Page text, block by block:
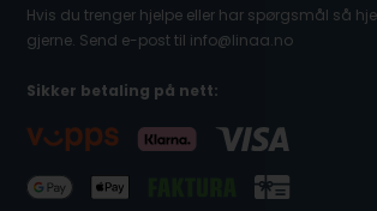
Hvis du trenger hjelpe eller har spørgsmål så
gjerne. Send e-post til info@linaa.no
Sikker betaling på nett: